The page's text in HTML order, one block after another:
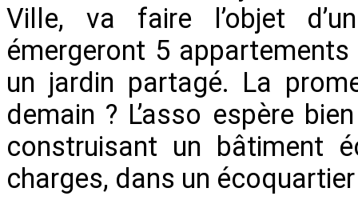
Ville, va faire l’objet
émergeront 5
un jardin partagé. La
demain ? L’asso espère
construisant un bâtiment
charges, dans un